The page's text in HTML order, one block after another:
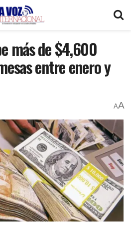
más de $4,600
entre enero y
AA